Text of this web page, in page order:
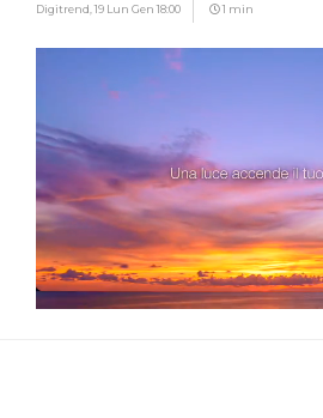
Digitrend,19 Lun Gen 18:00 1 min